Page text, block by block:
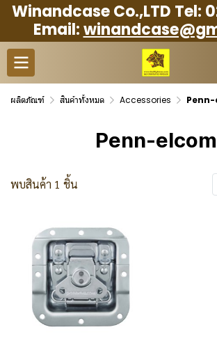
Winandcase Co.,LTD Tel:
Email:
ผลิตภัณฑ์ สินค้าทั้งหมด Accessories
Penn-elcom
พบสินค้า 1 ชิ้น